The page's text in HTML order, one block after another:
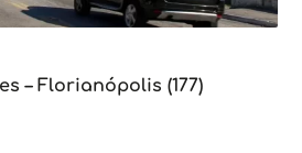
– Florianópolis (177)